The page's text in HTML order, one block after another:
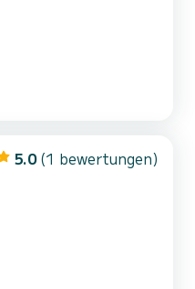
5.0 (1 bewertungen)